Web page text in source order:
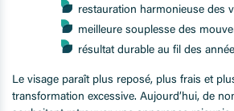
restauration harmonieuse des
meilleure souplesse des
résultat durable au fil des
Le visage paraît plus reposé, plus frais et
transformation excessive. Aujourd’hui, de